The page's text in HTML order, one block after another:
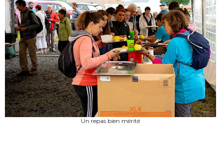
Un repas bien mérité